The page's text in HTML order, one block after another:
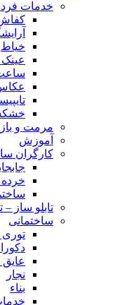
خدمات
خیاط
عکاس
مرمت و
آموزش
کارگران
تابلو ساز –
ساختمانی
نجار
بناء